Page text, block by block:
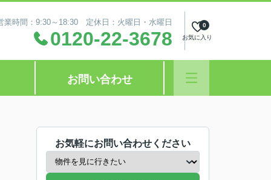
業時間：9:30～18:30 定休日：火曜日・水曜日
0120-22-3678 お気に入り
0
お問い合わせ
お気軽にお問い合わせください